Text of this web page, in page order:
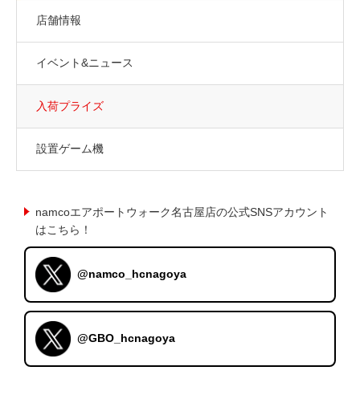
店舗情報
イベント&ニュース
入荷プライズ
設置ゲーム機
namcoエアポートウォーク名古屋店の公式SNSアカウント
はこちら！
@namco_hcnagoya
@GBO_hcnagoya